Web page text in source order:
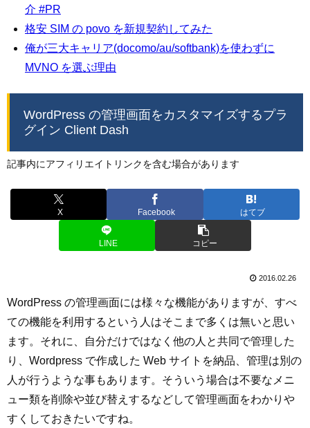
介 #PR
格安 SIM の povo を新規契約してみた
俺が三大キャリア(docomo/au/softbank)を使わずに
MVNO を選ぶ理由
WordPress の管理画面をカスタマイズするプラ
グイン Client Dash
記事内にアフィリエイトリンクを含む場合があります
X Facebook はてブ
LINE コピー
2016.02.26
WordPress の管理画面には様々な機能がありますが、すべ
ての機能を利用するという人はそこまで多くは無いと思い
ます。それに、自分だけではなく他の人と共同で管理した
り、Wordpress で作成した Web サイトを納品、管理は別の
人が行うような事もあります。そういう場合は不要なメニ
ュー類を削除や並び替えするなどして管理画面をわかりや
すくしておきたいですね。